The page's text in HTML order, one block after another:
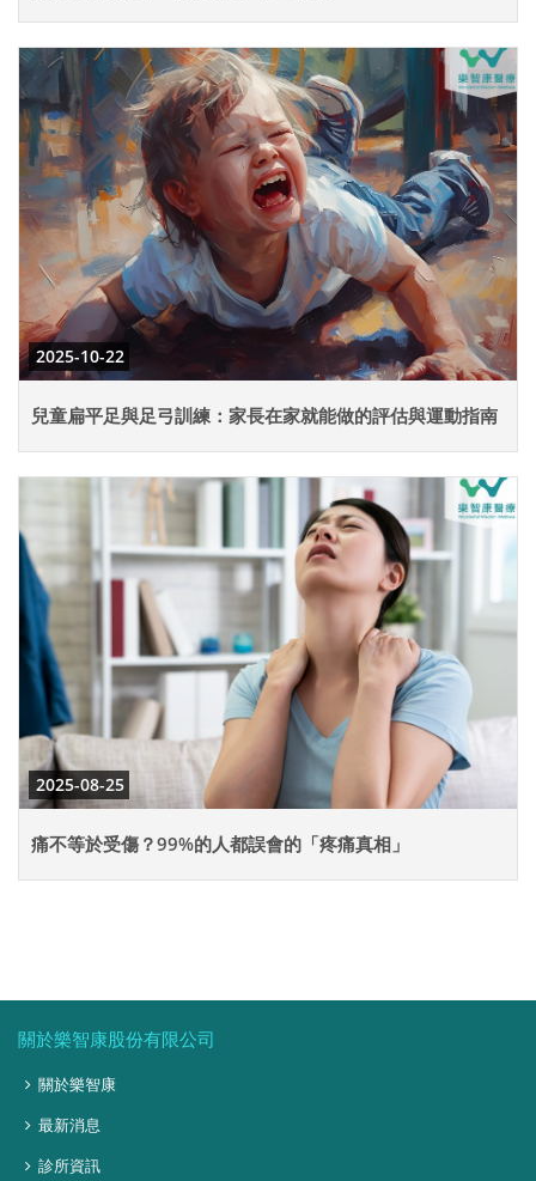
2025-10-22
兒童扁平足與足弓訓練：家長在家就能做的評估與運動指南
2025-08-25
痛不等於受傷？99%的人都誤會的「疼痛真相」
關於樂智康股份有限公司
關於樂智康
最新消息
診所資訊